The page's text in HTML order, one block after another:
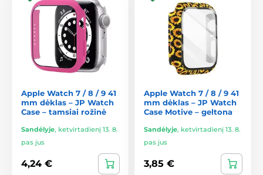
Apple Watch 7 / 8 / 9 41
mm dėklas – JP Watch
Case – tamsiai rožinė
Sandėlyje, ketvirtadienį 13. 8.
pas jus
4,24 €
Apple Watch 7 / 8 / 9 41
mm dėklas – JP Watch
Case Motive – geltona
Sandėlyje, ketvirtadienį 13. 8.
pas jus
3,85 €